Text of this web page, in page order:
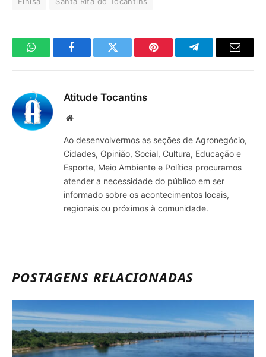
WhatsAppFacebookTwitter Pinterest TelegramaE-
Atitude Tocantins
Site
Ao desenvolvermos as seções de Agronegócio,
Cidades, Opinião, Social, Cultura, Educação e
Esporte, Meio Ambiente e Política procuramos
atender a necessidade do público em ser
informado sobre os acontecimentos locais,
regionais ou próximos à comunidade.
POSTAGENS RELACIONADAS